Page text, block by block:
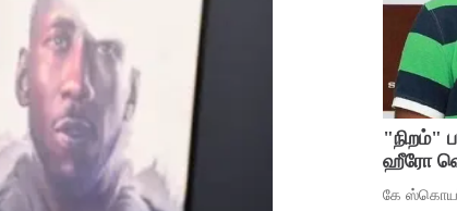
"நிறம்"
ஹீரோ
கே ஸ்கொயர்